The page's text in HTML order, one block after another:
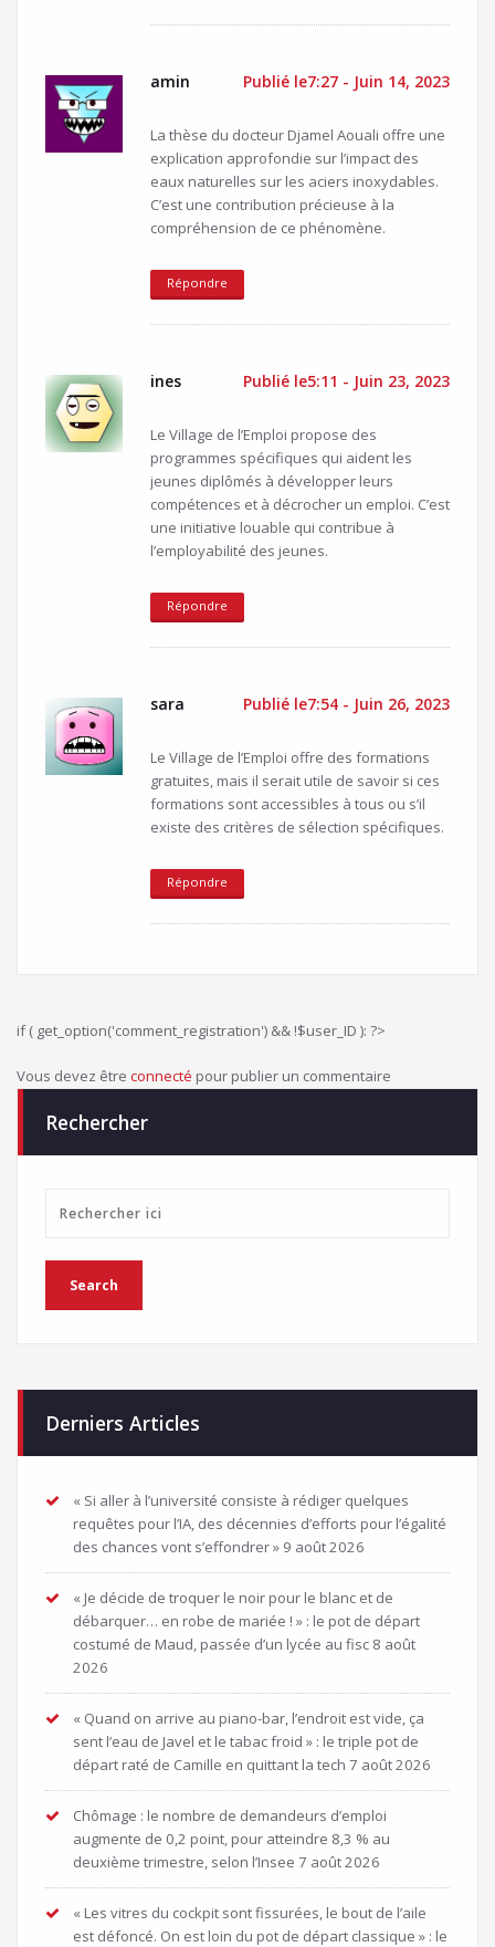
amin Publié le7:27 - Juin 14, 2023
La thèse du docteur Djamel Aouali offre une
explication approfondie sur l’impact des
eaux naturelles sur les aciers inoxydables.
C’est une contribution précieuse à la
compréhension de ce phénomène.
Répondre
ines Publié le5:11 - Juin 23, 2023
Le Village de l’Emploi propose des
programmes spécifiques qui aident les
jeunes diplômés à développer leurs
compétences et à décrocher un emploi. C’est
une initiative louable qui contribue à
l’employabilité des jeunes.
Répondre
sara Publié le7:54 - Juin 26, 2023
Le Village de l’Emploi offre des formations
gratuites, mais il serait utile de savoir si ces
formations sont accessibles à tous ou s’il
existe des critères de sélection spécifiques.
Répondre
if ( get_option('comment_registration') && !$user_ID ): ?>
Vous devez être connecté pour publier un commentaire
Rechercher
Derniers Articles
« Si aller à l’université consiste à rédiger quelques
requêtes pour l’IA, des décennies d’efforts pour l’égalité
des chances vont s’effondrer » 9 août 2026
« Je décide de troquer le noir pour le blanc et de
débarquer… en robe de mariée ! » : le pot de départ
costumé de Maud, passée d’un lycée au fisc 8 août
2026
« Quand on arrive au piano-bar, l’endroit est vide, ça
sent l’eau de Javel et le tabac froid » : le triple pot de
départ raté de Camille en quittant la tech 7 août 2026
Chômage : le nombre de demandeurs d’emploi
augmente de 0,2 point, pour atteindre 8,3 % au
deuxième trimestre, selon l’Insee 7 août 2026
« Les vitres du cockpit sont fissurées, le bout de l’aile
est défoncé. On est loin du pot de départ classique » : le